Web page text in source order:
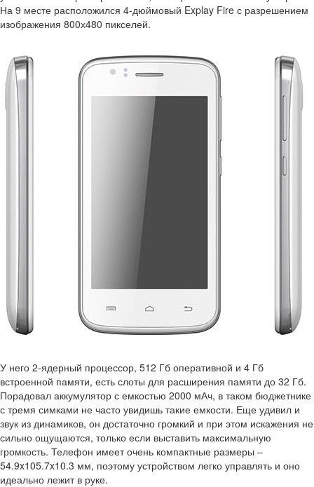
На 9 месте расположился 4-дюймовый Explay Fire с разрешением
изображения 800х480 пикселей.
У него 2-ядерный процессор, 512 Гб оперативной и 4 Гб
встроенной памяти, есть слоты для расширения памяти до 32 Гб.
Порадовал аккумулятор с емкостью 2000 мАч, в таком бюджетнике
с тремя симками не часто увидишь такие емкости. Еще удивил и
звук из динамиков, он достаточно громкий и при этом искажения не
сильно ощущаются, только если выставить максимальную
громкость. Телефон имеет очень компактные размеры –
54.9x105.7x10.3 мм, поэтому устройством легко управлять и оно
идеально лежит в руке.